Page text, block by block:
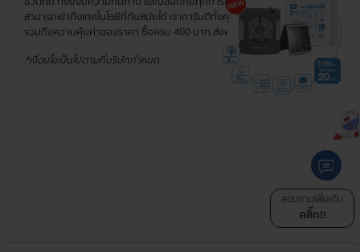
สามารถเข้าถึงเทคโนโลยีที่ทันสมัยได้ เราการันตีทั้งคุณภาพสินค้าอย่างดีเยี่ยม
รวมถึงความคุ้มค่าของราคา ซื้อครบ 400 บาท ส่งฟรีทุกรายการ!
*เงื่อนไขเป็นไปตามที่บริษัทกำหนด
สอบถามเพิ่มเติม
คลิ๊ก!!